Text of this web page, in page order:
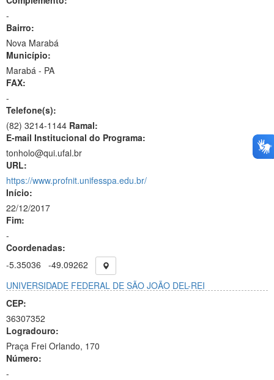
-
Bairro:
Nova Marabá
Município:
Marabá - PA
FAX:
-
Telefone(s):
(82) 3214-1144 Ramal:
E-mail Institucional do Programa:
tonholo@qui.ufal.br
URL:
https://www.profnit.unifesspa.edu.br/
Início:
22/12/2017
Fim:
-
Coordenadas:
-5.35036
-49.09262
UNIVERSIDADE FEDERAL DE SÃO JOÃO DEL-REI
CEP:
36307352
Logradouro:
Praça Frei Orlando, 170
Número:
-